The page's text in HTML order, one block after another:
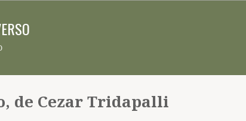
de Cezar Tridapalli